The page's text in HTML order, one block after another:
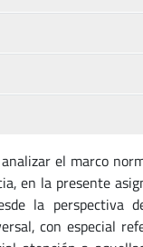
el marco
en la presente
la perspectiva
con especial